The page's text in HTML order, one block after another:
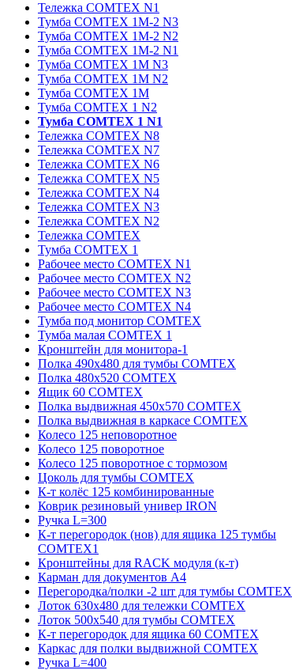
Тележка COMTEX N1
Тумба COMTEX 1М-2 N3
Тумба COMTEX 1М-2 N2
Тумба COMTEX 1М-2 N1
Тумба COMTEX 1М N3
Тумба COMTEX 1М N2
Тумба COMTEX 1М
Тумба COMTEX 1 N2
Тумба COMTEX 1 N1
Тележка COMTEX N8
Тележка COMTEX N7
Тележка COMTEX N6
Тележка COMTEX N5
Тележка COMTEX N4
Тележка COMTEX N3
Тележка COMTEX N2
Тележка COMTEX
Тумба COMTEX 1
Рабочее место COMTEX N1
Рабочее место COMTEX N2
Рабочее место COMTEX N3
Рабочее место COMTEX N4
Тумба под монитор COMTEX
Тумба малая COMTEX 1
Кронштейн для монитора-1
Полка 490х480 для тумбы COMTEX
Полка 480х520 COMTEX
Ящик 60 COMTEX
Полка выдвижная 450х570 COMTEX
Полка выдвижная в каркасе COMTEX
Колесо 125 неповоротное
Колесо 125 поворотное
Колесо 125 поворотное с тормозом
Цоколь для тумбы COMTEX
К-т колёс 125 комбинированные
Коврик резиновый универ IRON
Ручка L=300
К-т перегородок (нов) для ящика 125 тумбы
COMTEX1
Кронштейны для RACK модуля (к-т)
Карман для документов А4
Перегородка/полки -2 шт для тумбы COMTEX
Лоток 630х480 для тележки COMTEX
Лоток 500х540 для тумбы COMTEX
К-т перегородок для ящика 60 COMTEX
Каркас для полки выдвижной COMTEX
Ручка L=400